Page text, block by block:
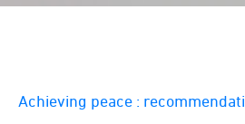
Achieving peace :